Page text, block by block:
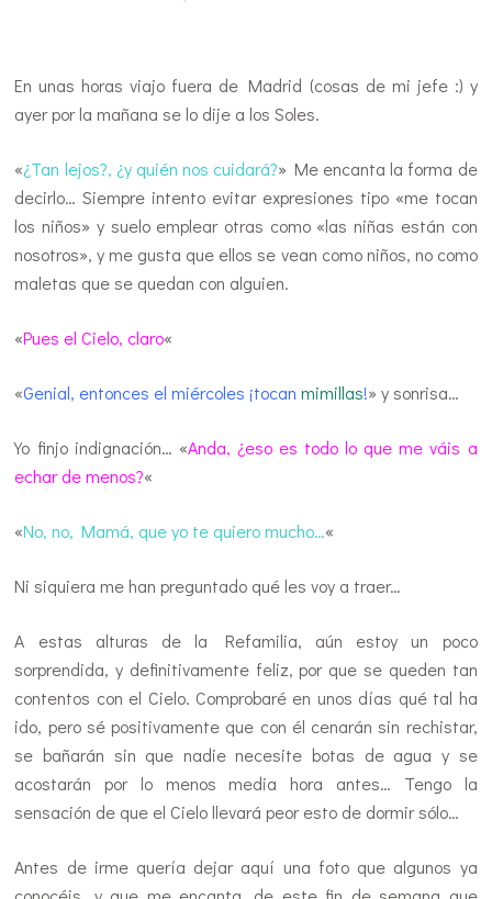
En unas horas viajo fuera de Madrid (cosas de mi jefe :) y
ayer por la mañana se lo dije a los Soles.
«¿Tan lejos?, ¿y quién nos cuidará?» Me encanta la forma de
decirlo… Siempre intento evitar expresiones tipo «me tocan
los niños» y suelo emplear otras como «las niñas están con
nosotros», y me gusta que ellos se vean como niños, no como
maletas que se quedan con alguien.
«Pues el Cielo, claro«
«Genial, entonces el miércoles ¡tocanmimillas!» y sonrisa…
Yo finjo indignación… «Anda, ¿eso es todo lo que me váis a
echar de menos?«
«No, no, Mamá, que yo te quiero mucho…«
Ni siquiera me han preguntado qué les voy a traer…
A estas alturas de la Refamilia, aún estoy un poco
sorprendida, y definitivamente feliz, por que se queden tan
contentos con el Cielo. Comprobaré en unos días qué tal ha
ido, pero sé positivamente que con él cenarán sin rechistar,
se bañarán sin que nadie necesite botas de agua y se
acostarán por lo menos media hora antes… Tengo la
sensación de que el Cielo llevará peor esto de dormir sólo…
Antes de irme quería dejar aquí una foto que algunos ya